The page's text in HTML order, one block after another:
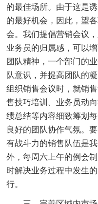
的最佳场所。由于这是
的最好机会，因此，望
会。我们提倡营销会议
业务员的归属感，可以
团队精神，一个部门的
队意识，并提高团队的
组织销售会议时，就销
售技巧培训、业务员动
绩总结等内容细致筹划
良好的团队协作气氛。
有战斗力的销售队伍是
外，每周六上午的例会
时解决业务过程中发生
行。